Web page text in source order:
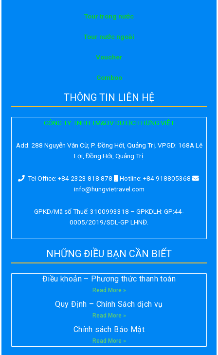
Tour trong nước
Tour nước ngoài
Voucher
Comboo
THÔNG TIN LIÊN HỆ
CÔNG TY TNHH TM&DV DU LỊCH HƯNG VIỆT
Add: 288 Nguyễn Văn Cừ, P. Đồng Hới, Quảng Trị. VPGD: 168A Lê
Lợi, Đồng Hới, Quảng Trị.
Tel Office: +84 2323 818 878
Hotline: +84 918805368
info@hungvietravel.com
GPKD/Mã số Thuế: 3100993318 – GPKDLH: GP:44-
0005/2019/SDL-GP LHNĐ.
NHỮNG ĐIỀU BẠN CẦN BIẾT
Điều khoản – Phương thức thanh toán
Read More »
Quy Định – Chính Sách dịch vụ
Read More »
Chính sách Bảo Mật
Read More »